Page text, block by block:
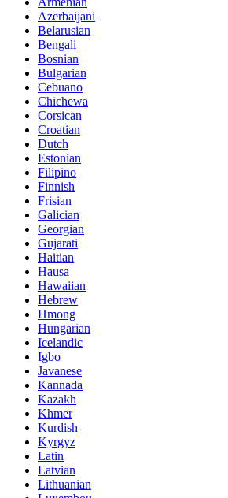
Azerbaijani
Belarusian
Bengali
Bosnian
Bulgarian
Cebuano
Chichewa
Corsican
Croatian
Dutch
Estonian
Filipino
Finnish
Frisian
Galician
Georgian
Gujarati
Haitian
Hausa
Hawaiian
Hebrew
Hmong
Hungarian
Icelandic
Igbo
Javanese
Kannada
Kazakh
Khmer
Kurdish
Kyrgyz
Latin
Latvian
Lithuanian